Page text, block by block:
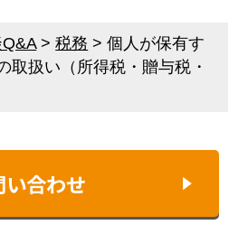
>税務 >個人が保有す
取扱い（所得税・贈与税・
い合わせ